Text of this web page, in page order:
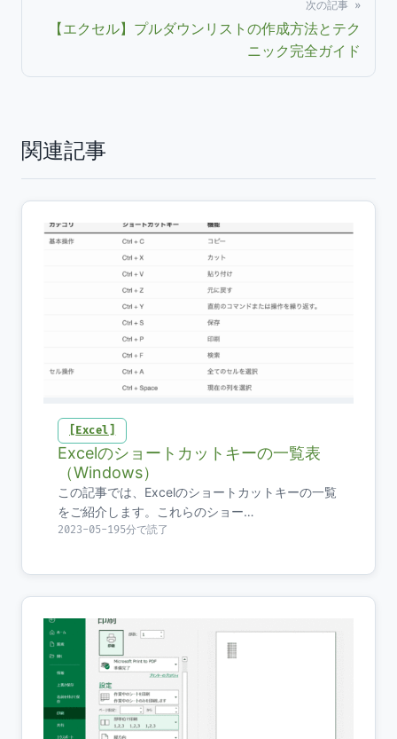
次の記事 »
【エクセル】プルダウンリストの作成方法とテク
ニック完全ガイド
関連記事
Excel
Excelのショートカットキーの一覧表
（Windows）
この記事では、Excelのショートカットキーの一覧
をご紹介します。これらのショー…
2023-05-195分で読了